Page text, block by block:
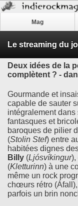
Mag
Deux idées de la
complètent ? -
Gourmande et
capable de sauter
intégralement
fantasques et
baroques de pilier
(Stolin Stef) entre
habitées dignes
Billy (Ljósvíkingur),
(Kletturinn) à une
même un rock
chœurs rétro
parfois un brin